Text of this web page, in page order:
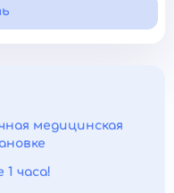
медицинская
часа!